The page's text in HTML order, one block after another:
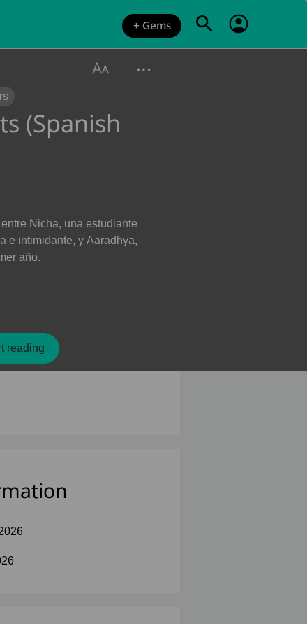
+ Gems
(Spanish
Nicha, una estudiante
e intimidante, y Aaradhya,
año.
reading